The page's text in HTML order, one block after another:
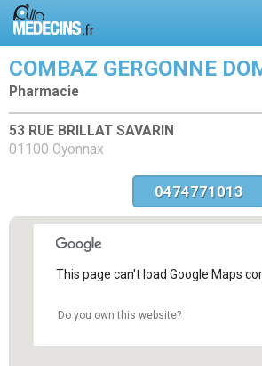
COMBAZ GERGONNE
Pharmacie
53 RUE BRILLAT SAVARIN
01100 Oyonnax
0474771013
This page can't load Google Maps
Do you own this website?